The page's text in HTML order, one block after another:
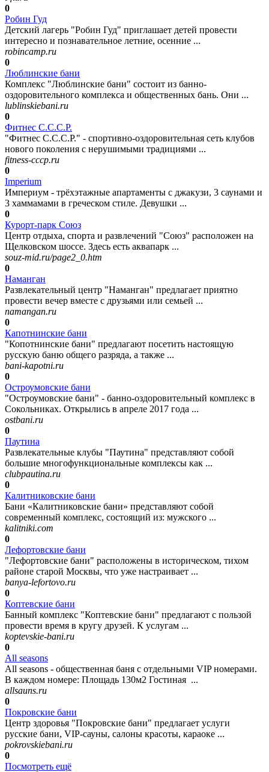
0
Робин Гуд
Детский лагерь "Робин Гуд" приглашает детей провести
интересно и познавательное летние, осенние ...
robincamp.ru
0
Люблинские бани
Комплекс "Люблинские бани" состоит из банно-
оздоровительного комплекса и общественных бань. Они ...
lublinskiebani.ru
0
Фитнес С.С.С.Р.
"Фитнес С.С.С.Р." - спортивно-оздоровительная сеть клубов
нового поколения с нерушимыми традициями ...
fitness-cccp.ru
0
Imperium
Империум - трёхэтажные апартаменты с джакузи, 3 саунами и
3 хаммамами в греческом стиле. Девушки ...
0
Курорт-парк Союз
Центр отдыха, спорта и развлечений "Союз" расположен на
Щелковском шоссе. Здесь есть аквапарк ...
souz-mid.ru/page2_0.htm
0
Наманган
Развлекательный центр "Наманган" предлагает приятно
провести вечер вместе с друзьями или семьей ...
namangan.ru
0
Капотнинские бани
"Копотнинские бани" предлагают посетить настоящую
русскую баню общего разряда, а также ...
bani-kapotni.ru
0
Остроумовские бани
"Остроумовские бани" - банно-оздоровительный комплекс в
Сокольниках. Открылись в апреле 2017 года ...
ostbani.ru
0
Паутина
Развлекательные клубы "Паутина" представляют собой
большие многофункциональные комплексы как ...
clubpautina.ru
0
Калитниковские бани
Бани «Калитниковские бани» представляют собой
современный комплекс, состоящий из: мужского ...
kalitniki.com
0
Лефортовские бани
"Лефортовские бани" расположены в историческом, тихом
районе старой Москвы, что уже настраивает ...
banya-lefortovo.ru
0
Коптевские бани
Банный комплекс "Коптевские бани" предлагают с пользой
провести время в кругу друзей. К услугам ...
koptevskie-bani.ru
0
All seasons
All seasons - общественная баня с отдельными VIP номерами.
В каждом номере: Площадь 130м2 Гостиная ...
allsauns.ru
0
Покровские бани
Центр здоровья "Покровские бани" предлагает услуги
русские бани, VIP-сауны, салоны красоты, караоке ...
pokrovskiebani.ru
0
Посмотреть ещё